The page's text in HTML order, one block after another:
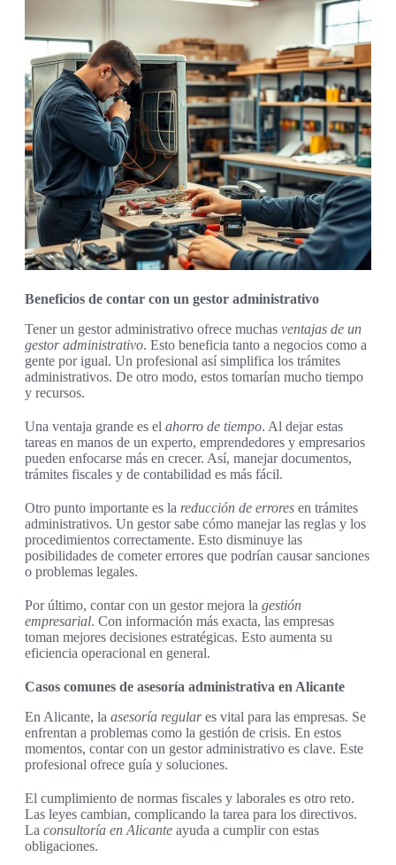
Beneficios de contar con un gestor administrativo
Tener un gestor administrativo ofrece muchas ventajas de un
gestor administrativo. Esto beneficia tanto a negocios como a
gente por igual. Un profesional así simplifica los trámites
administrativos. De otro modo, estos tomarían mucho tiempo
y recursos.
Una ventaja grande es el ahorro de tiempo. Al dejar estas
tareas en manos de un experto, emprendedores y empresarios
pueden enfocarse más en crecer. Así, manejar documentos,
trámites fiscales y de contabilidad es más fácil.
Otro punto importante es la reducción de errores en trámites
administrativos. Un gestor sabe cómo manejar las reglas y los
procedimientos correctamente. Esto disminuye las
posibilidades de cometer errores que podrían causar sanciones
o problemas legales.
Por último, contar con un gestor mejora la gestión
empresarial. Con información más exacta, las empresas
toman mejores decisiones estratégicas. Esto aumenta su
eficiencia operacional en general.
Casos comunes de asesoría administrativa en Alicante
En Alicante, la asesoría regulares vital para las empresas. Se
enfrentan a problemas como la gestión de crisis. En estos
momentos, contar con un gestor administrativo es clave. Este
profesional ofrece guía y soluciones.
El cumplimiento de normas fiscales y laborales es otro reto.
Las leyes cambian, complicando la tarea para los directivos.
La consultoría en Alicante ayuda a cumplir con estas
obligaciones.